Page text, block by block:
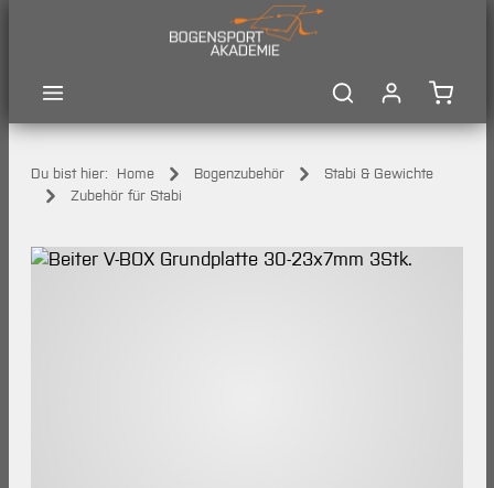
Du bist hier: Home Bogenzubehör
Stabi & Gewichte
Zubehör für Stabi
Bildergalerie überspringen